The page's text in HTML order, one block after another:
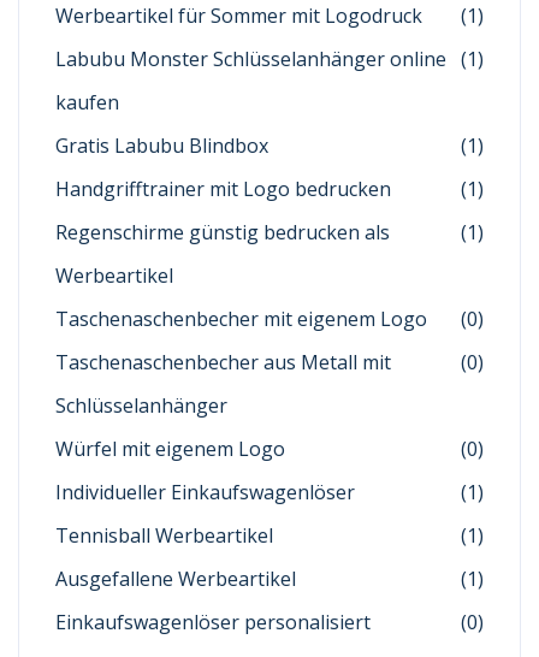
Werbeartikel für Sommer mit Logodruck
(1)
Labubu Monster Schlüsselanhänger online
kaufen
(1)
Gratis Labubu Blindbox
(1)
Handgrifftrainer mit Logo bedrucken
(1)
Regenschirme günstig bedrucken als
Werbeartikel
(1)
Taschenaschenbecher mit eigenem Logo
(0)
Taschenaschenbecher aus Metall mit
Schlüsselanhänger
(0)
Würfel mit eigenem Logo
(0)
Individueller Einkaufswagenlöser
(1)
Tennisball Werbeartikel
(1)
Ausgefallene Werbeartikel
(1)
Einkaufswagenlöser personalisiert
(0)